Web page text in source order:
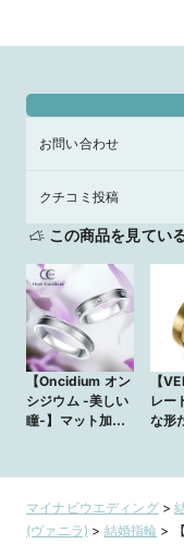
お問い合わせ
クチコミ投稿
この商品を見てい
【Oncidium オン
シジウム -美しい
瞳-】マット加工
ジが上品に輝くモ
ダンなリング。
【
レー
な形
もの
マイナビウエディング>
(ヴァニラ) > 結婚指輪 >